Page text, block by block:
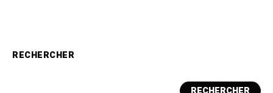
RECHERCHER